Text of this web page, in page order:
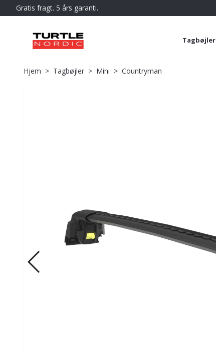
Gratis fragt. 5 års garanti.
Tagbøjler
Hjem Tagbøjler Mini Countryman